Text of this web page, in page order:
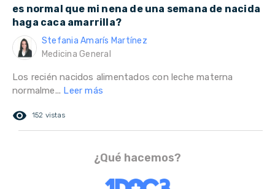
es normal que mi nena de una semana de nacida
haga caca amarrilla?
Stefania Amarís Martínez
Medicina General
Los recién nacidos alimentados con leche materna
normalme... Leer más
remove_red_eye 152 vistas
¿Qué hacemos?